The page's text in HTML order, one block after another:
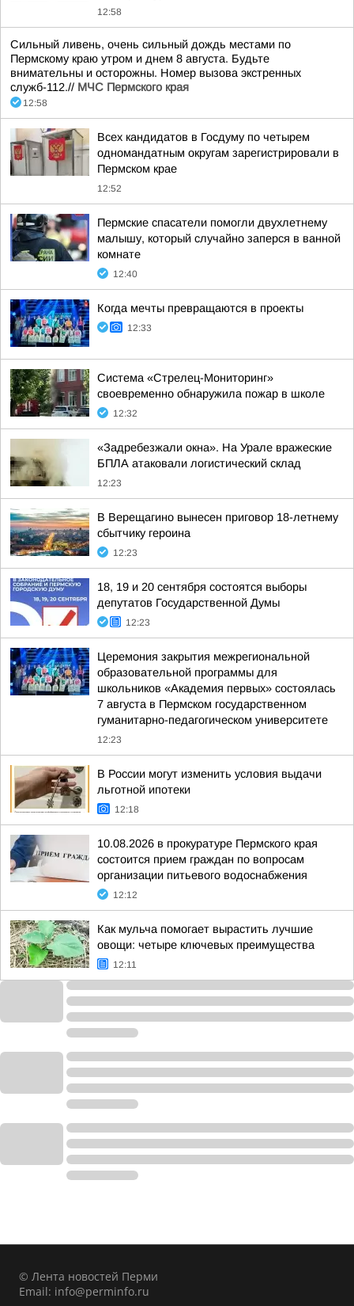
12:58
Сильный ливень, очень сильный дождь местами по
Пермскому краю утром и днем 8 августа. Будьте
внимательны и осторожны. Номер вызова экстренных
служб-112.// МЧС Пермского края
12:58
Всех кандидатов в Госдуму по четырем
одномандатным округам зарегистрировали в
Пермском крае
12:52
Пермские спасатели помогли двухлетнему
малышу, который случайно заперся в ванной
комнате
12:40
Когда мечты превращаются в проекты
12:33
Система «Стрелец-Мониторинг»
своевременно обнаружила пожар в школе
12:32
«Задребезжали окна». На Урале вражеские
БПЛА атаковали логистический склад
12:23
В Верещагино вынесен приговор 18-летнему
сбытчику героина
12:23
18, 19 и 20 сентября состоятся выборы
депутатов Государственной Думы
12:23
Церемония закрытия межрегиональной
образовательной программы для
школьников «Академия первых» состоялась
7 августа в Пермском государственном
гуманитарно-педагогическом университете
12:23
В России могут изменить условия выдачи
льготной ипотеки
12:18
10.08.2026 в прокуратуре Пермского края
состоится прием граждан по вопросам
организации питьевого водоснабжения
12:12
Как мульча помогает вырастить лучшие
овощи: четыре ключевых преимущества
12:11
© Лента новостей Перми
Email: info@perminfo.ru